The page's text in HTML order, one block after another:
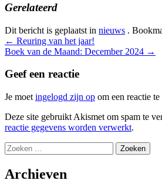
Gerelateerd
Dit bericht is geplaatst in nieuws .
Bericht
navigatie
← Reuring van het jaar!
Boek van de Maand: December 2024 →
Geef een reactie
Je moet ingelogd zijn op om een reactie te
Deze site gebruikt Akismet om spam te
reactie gegevens worden verwerkt.
Zoeken
naar:
Archieven